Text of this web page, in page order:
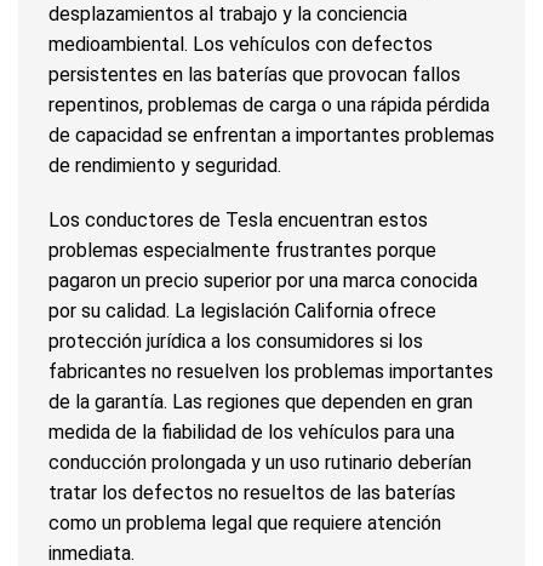
desplazamientos al trabajo y la conciencia
medioambiental. Los vehículos con defectos
persistentes en las baterías que provocan fallos
repentinos, problemas de carga o una rápida pérdida
de capacidad se enfrentan a importantes problemas
de rendimiento y seguridad.
Los conductores de Tesla encuentran estos
problemas especialmente frustrantes porque
pagaron un precio superior por una marca conocida
por su calidad. La legislación California ofrece
protección jurídica a los consumidores si los
fabricantes no resuelven los problemas importantes
de la garantía. Las regiones que dependen en gran
medida de la fiabilidad de los vehículos para una
conducción prolongada y un uso rutinario deberían
tratar los defectos no resueltos de las baterías
como un problema legal que requiere atención
inmediata.